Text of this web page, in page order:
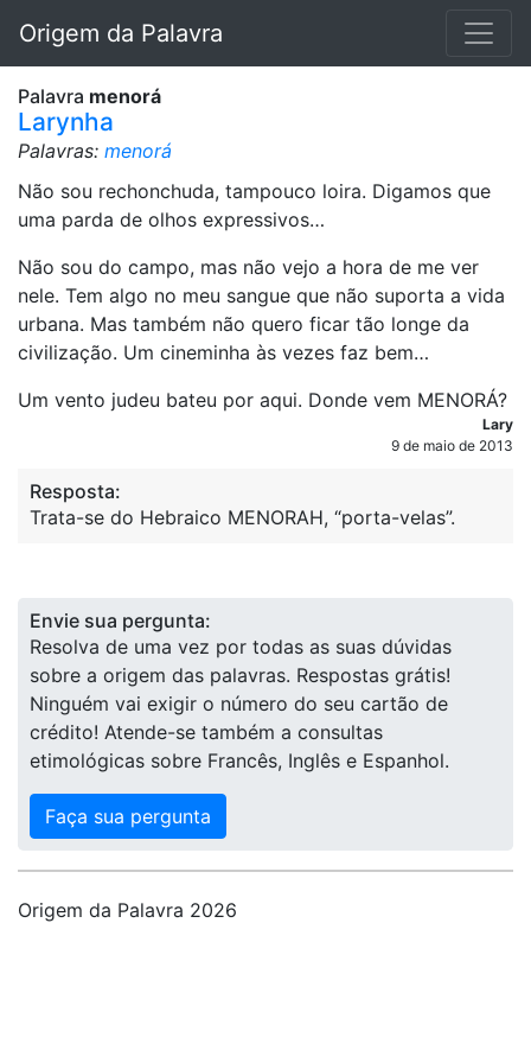
Origem da Palavra
Palavra menorá
Larynha
Palavras: menorá
Não sou rechonchuda, tampouco loira. Digamos que
uma parda de olhos expressivos…
Não sou do campo, mas não vejo a hora de me ver
nele. Tem algo no meu sangue que não suporta a vida
urbana. Mas também não quero ficar tão longe da
civilização. Um cineminha às vezes faz bem…
Um vento judeu bateu por aqui. Donde vem MENORÁ?
Lary
9 de maio de 2013
Resposta:
Trata-se do Hebraico MENORAH, “porta-velas”.
Envie sua pergunta:
Resolva de uma vez por todas as suas dúvidas
sobre a origem das palavras. Respostas grátis!
Ninguém vai exigir o número do seu cartão de
crédito! Atende-se também a consultas
etimológicas sobre Francês, Inglês e Espanhol.
Faça sua pergunta
Origem da Palavra 2026